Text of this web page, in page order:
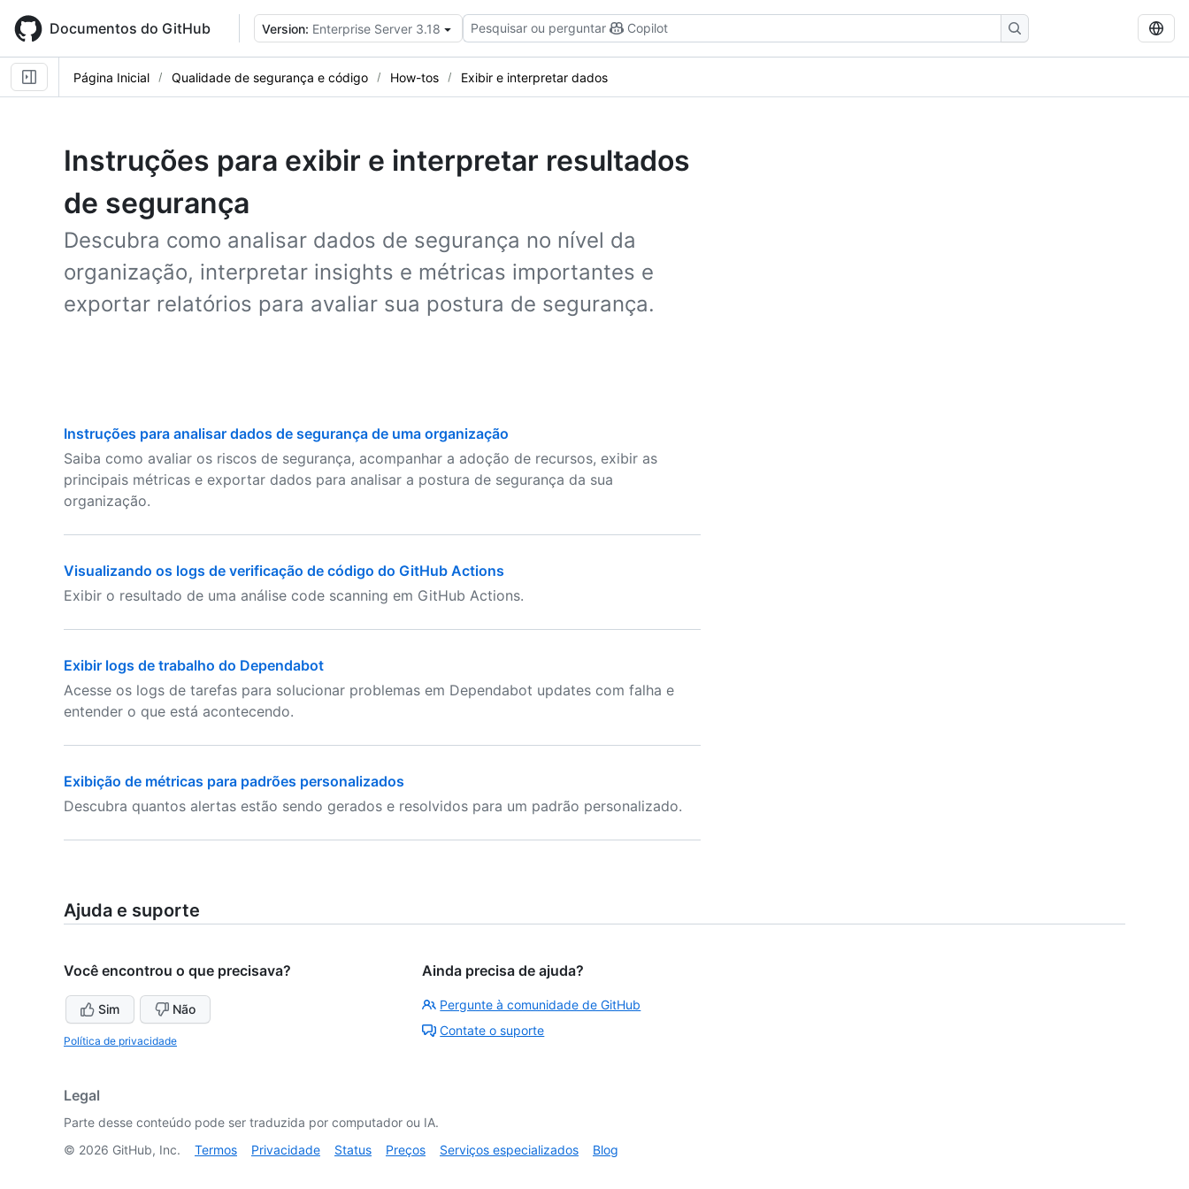
main
content
Documentos do GitHub Version: Enterprise Server 3.18 Pesquisar ou perguntar Copilot
Página Inicial Qualidade de segurança e código How-tos Exibir e interpretar dados
Instruções para exibir e interpretar resultados
de segurança
Descubra como analisar dados de segurança no nível da
organização, interpretar insights e métricas importantes e
exportar relatórios para avaliar sua postura de segurança.
Instruções para analisar dados de segurança de uma organização
Saiba como avaliar os riscos de segurança, acompanhar a adoção de recursos, exibir as
principais métricas e exportar dados para analisar a postura de segurança da sua
organização.
Visualizando os logs de verificação de código do GitHub Actions
Exibir o resultado de uma análise code scanning em GitHub Actions.
Exibir logs de trabalho do Dependabot
Acesse os logs de tarefas para solucionar problemas em Dependabot updates com falha e
entender o que está acontecendo.
Exibição de métricas para padrões personalizados
Descubra quantos alertas estão sendo gerados e resolvidos para um padrão personalizado.
Ajuda e suporte
Você encontrou o que precisava?
Sim Não
Política de privacidade
Ainda precisa de ajuda?
Pergunte à comunidade de GitHub
Contate o suporte
Legal
Parte desse conteúdo pode ser traduzida por computador ou IA.
© 2026 GitHub, Inc. Termos Privacidade Status Preços Serviços especializados Blog